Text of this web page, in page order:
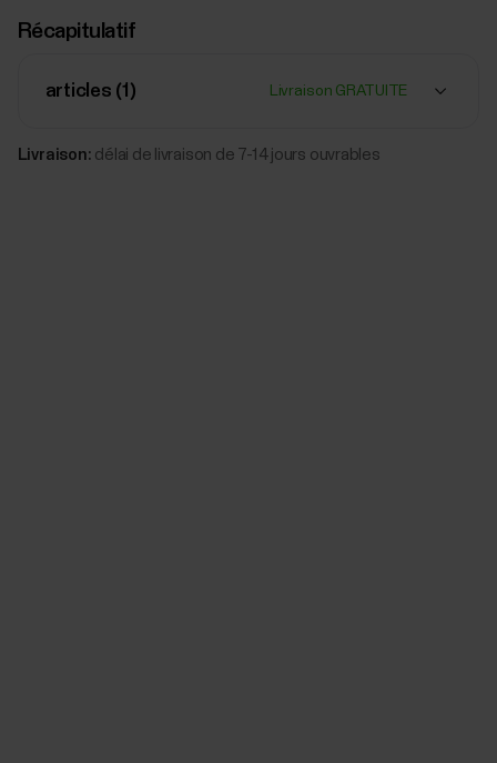
Récapitulatif
articles (1 ) Livraison GRATUITE
Livraison: délai de livraison de 7-14 jours ouvrables